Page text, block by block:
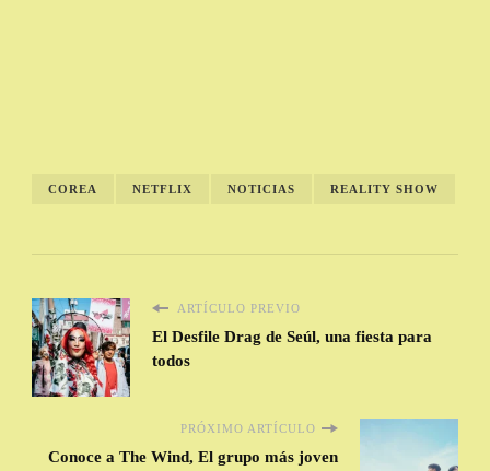
COREA NETFLIX NOTICIAS REALITY SHOW
ARTÍCULO PREVIO
El Desfile Drag de Seúl, una fiesta para
todos
PRÓXIMO ARTÍCULO
Conoce a The Wind, El grupo más joven